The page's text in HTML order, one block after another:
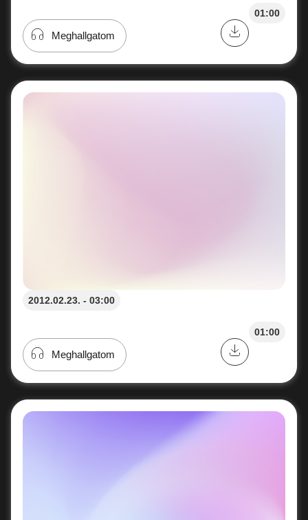
01:00
Meghallgatom
2012.02.23. - 03:00
01:00
Meghallgatom